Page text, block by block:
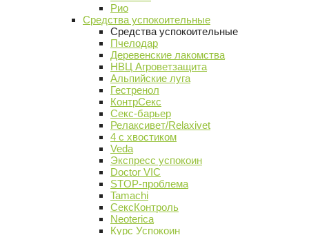
Рио
Средства успокоительные
Средства успокоительные
Пчелодар
Деревенские лакомства
НВЦ Агроветзащита
Альпийские луга
Гестренол
КонтрСекс
Секс-барьер
Релаксивет/Relaxivet
4 с хвостиком
Veda
Экспресс успокоин
Doctor VIC
STOP-проблема
Tamachi
СексКонтроль
Neoterica
Курс Успокоин